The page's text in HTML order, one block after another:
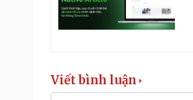
Viết bình luận